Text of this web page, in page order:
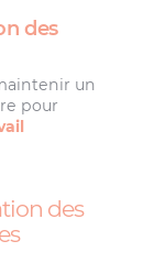
des
un
pour
des